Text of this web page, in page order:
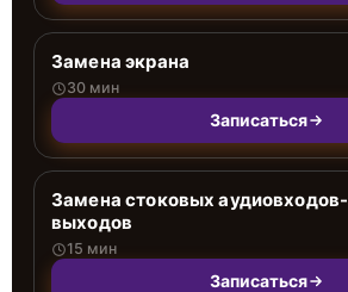
Замена экрана
30 мин
Записаться
Замена стоковых аудиовходов-
выходов
15 мин
Записаться